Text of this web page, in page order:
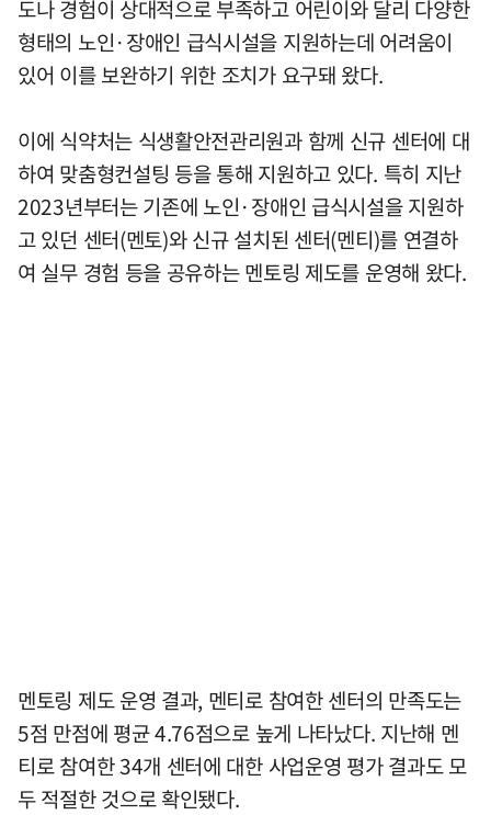
도나 경험이 상대적으로 부족하고 어린이와 달리 다양한
형태의 노인·장애인 급식시설을 지원하는데 어려움이
있어 이를 보완하기 위한 조치가 요구돼 왔다.
이에 식약처는 식생활안전관리원과 함께 신규 센터에 대
하여 맞춤형컨설팅 등을 통해 지원하고 있다. 특히 지난
2023년부터는 기존에 노인·장애인 급식시설을 지원하
고 있던 센터(멘토)와 신규 설치된 센터(멘티)를 연결하
여 실무 경험 등을 공유하는 멘토링 제도를 운영해 왔다.
멘토링 제도 운영 결과, 멘티로 참여한 센터의 만족도는
5점 만점에 평균 4.76점으로 높게 나타났다. 지난해 멘
티로 참여한 34개 센터에 대한 사업운영 평가 결과도 모
두 적절한 것으로 확인됐다.